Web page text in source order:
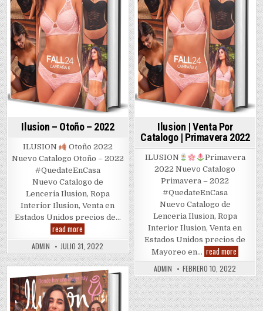
Ilusion – Otoño – 2022
ILUSION
Otoño 2022
Nuevo Catalogo Otoño – 2022
#QuedateEnCasa
Nuevo Catalogo de
Lenceria Ilusion, Ropa
Interior Ilusion, Venta en
Estados Unidos precios de…
read more
–
Otoño
–
2022
ADMIN JULIO 31, 2022
Ilusion | Venta Por
Catalogo | Primavera 2022
ILUSION
Primavera
2022 Nuevo Catalogo
Primavera – 2022
#QuedateEnCasa
Nuevo Catalogo de
Lenceria Ilusion, Ropa
Interior Ilusion, Venta en
Estados Unidos precios de
Mayoreo en… read more
|
Por
Catalogo
|
2022
ADMIN FEBRERO 10, 2022
Posted
in